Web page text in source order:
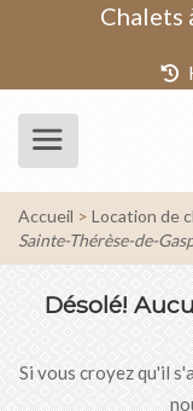
Chalets
Accueil Location de
Sainte-Thérèse-de-
Désolé!
Si vous croyez qu'il